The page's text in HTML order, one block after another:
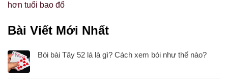
hơn tuổi bao đổ
Bài Viết Mới Nhất
Bói bài Tây 52 lá là gì? Cách xem bói như thế nào?